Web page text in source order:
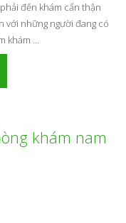
đến khám cẩn thận
với những người đang có
khám ...
khám nam